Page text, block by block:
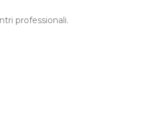
professionali.